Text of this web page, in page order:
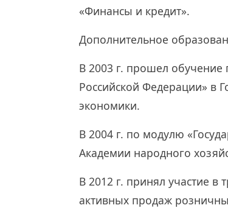
«Финансы и кредит».
Дополнительное
В 2003 г. прошел
Российской Федерации» в
экономики.
В 2004 г. по модулю
Академии народного
В 2012 г. принял участие в
активных продаж